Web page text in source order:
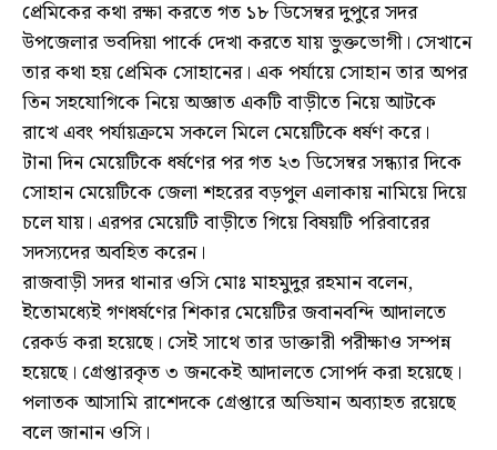
প্রেমিকের কথা রক্ষা করতে গত ১৮ ডিসেম্বর দুপুরে সদর
উপজেলার ভবদিয়া পার্কে দেখা করতে যায় ভুক্তভোগী। সেখানে
তার কথা হয় প্রেমিক সোহানের। এক পর্যায়ে সোহান তার অপর
তিন সহযোগিকে নিয়ে অজ্ঞাত একটি বাড়ীতে নিয়ে আটকে
রাখে এবং পর্যায়ক্রমে সকলে মিলে মেয়েটিকে ধর্ষণ করে।
টানা দিন মেয়েটিকে ধর্ষণের পর গত ২৩ ডিসেম্বর সন্ধ্যার দিকে
সোহান মেয়েটিকে জেলা শহরের বড়পুল এলাকায় নামিয়ে দিয়ে
চলে যায়। এরপর মেয়েটি বাড়ীতে গিয়ে বিষয়টি পরিবারের
সদস্যদের অবহিত করেন।
রাজবাড়ী সদর থানার ওসি মোঃ মাহমুদুর রহমান বলেন,
ইতোমধ্যেই গণধর্ষণের শিকার মেয়েটির জবানবন্দি আদালতে
রেকর্ড করা হয়েছে। সেই সাথে তার ডাক্তারী পরীক্ষাও সম্পন্ন
হয়েছে। গ্রেপ্তারকৃত ৩ জনকেই আদালতে সোপর্দ করা হয়েছে।
পলাতক আসামি রাশেদকে গ্রেপ্তারে অভিযান অব্যাহত রয়েছে
বলে জানান ওসি।